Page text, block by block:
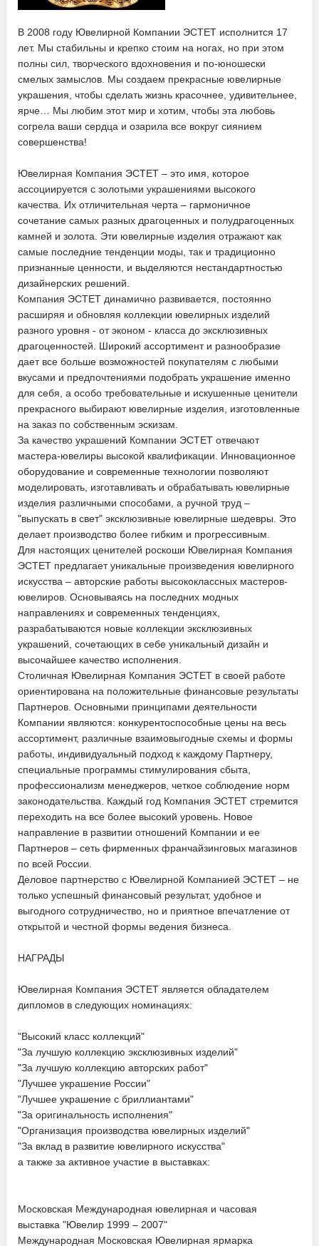
В 2008 году Ювелирной Компании ЭСТЕТ исполнится 17
лет. Мы стабильны и крепко стоим на ногах, но при этом
полны сил, творческого вдохновения и по-юношески
смелых замыслов. Мы создаем прекрасные ювелирные
украшения, чтобы сделать жизнь красочнее, удивительнее,
ярче… Мы любим этот мир и хотим, чтобы эта любовь
согрела ваши сердца и озарила все вокруг сиянием
совершенства!
Ювелирная Компания ЭСТЕТ – это имя, которое
ассоциируется с золотыми украшениями высокого
качества. Их отличительная черта – гармоничное
сочетание самых разных драгоценных и полудрагоценных
камней и золота. Эти ювелирные изделия отражают как
самые последние тенденции моды, так и традиционно
признанные ценности, и выделяются нестандартностью
дизайнерских решений.
Компания ЭСТЕТ динамично развивается, постоянно
расширяя и обновляя коллекции ювелирных изделий
разного уровня - от эконом - класса до эксклюзивных
драгоценностей. Широкий ассортимент и разнообразие
дает все больше возможностей покупателям с любыми
вкусами и предпочтениями подобрать украшение именно
для себя, а особо требовательные и искушенные ценители
прекрасного выбирают ювелирные изделия, изготовленные
на заказ по собственным эскизам.
За качество украшений Компании ЭСТЕТ отвечают
мастера-ювелиры высокой квалификации. Инновационное
оборудование и современные технологии позволяют
моделировать, изготавливать и обрабатывать ювелирные
изделия различными способами, а ручной труд –
"выпускать в свет" эксклюзивные ювелирные шедевры. Это
делает производство более гибким и прогрессивным.
Для настоящих ценителей роскоши Ювелирная Компания
ЭСТЕТ предлагает уникальные произведения ювелирного
искусства – авторские работы высококлассных мастеров-
ювелиров. Основываясь на последних модных
направлениях и современных тенденциях,
разрабатываются новые коллекции эксклюзивных
украшений, сочетающих в себе уникальный дизайн и
высочайшее качество исполнения.
Столичная Ювелирная Компания ЭСТЕТ в своей работе
ориентирована на положительные финансовые результаты
Партнеров. Основными принципами деятельности
Компании являются: конкурентоспособные цены на весь
ассортимент, различные взаимовыгодные схемы и формы
работы, индивидуальный подход к каждому Партнеру,
специальные программы стимулирования сбыта,
профессионализм менеджеров, четкое соблюдение норм
законодательства. Каждый год Компания ЭСТЕТ стремится
переходить на все более высокий уровень. Новое
направление в развитии отношений Компании и ее
Партнеров – сеть фирменных франчайзинговых магазинов
по всей России.
Деловое партнерство с Ювелирной Компанией ЭСТЕТ – не
только успешный финансовый результат, удобное и
выгодного сотрудничество, но и приятное впечатление от
открытой и честной формы ведения бизнеса.
НАГРАДЫ
Ювелирная Компания ЭСТЕТ является обладателем
дипломов в следующих номинациях:
"Высокий класс коллекций"
"За лучшую коллекцию эксклюзивных изделий"
"За лучшую коллекцию авторских работ"
"Лучшее украшение России"
"Лучшее украшение с бриллиантами"
"За оригинальность исполнения"
"Организация производства ювелирных изделий"
"За вклад в развитие ювелирного искусства"
а также за активное участие в выставках:
Московская Международная ювелирная и часовая
выставка "Ювелир 1999 – 2007"
Международная Московская Ювелирная ярмарка